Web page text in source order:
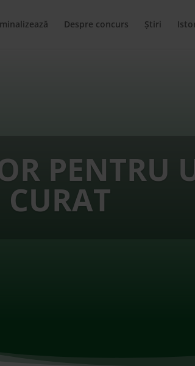
Despre concurs Știri
PENTRU
CURAT